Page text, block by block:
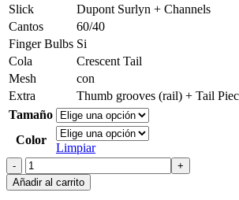
Slick
Dupont Surlyn + Channels
Cantos
60/40
Finger Bulbs Si
Cola
Crescent Tail
Mesh
con
Extra
Thumb grooves (rail) + Tail
Tamaño
Color
Limpiar
BODYBOARD
QCD
KINGY
Añadir al carrito